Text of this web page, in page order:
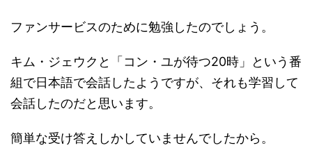
ファンサービスのために勉強したのでしょう。
キム・ジェウクと「コン・ユが待つ20時」という番
組で日本語で会話したようですが、それも学習して
会話したのだと思います。
簡単な受け答えしかしていませんでしたから。